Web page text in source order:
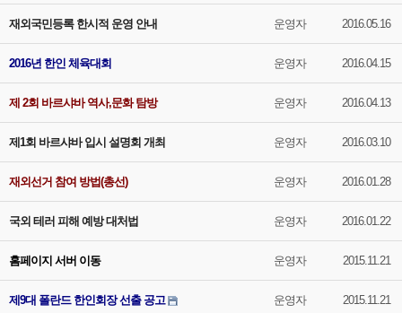
재외국민등록 한시적 운영 안내 운영자 2016.05.16
2016년 한인 체육대회 운영자 2016.04.15
제 2회 바르샤바 역사,문화 탐방 운영자 2016.04.13
제1회 바르샤바 입시 설명회 개최 운영자 2016.03.10
재외선거 참여 방법(총선) 운영자 2016.01.28
국외 테러 피해 예방 대처법 운영자 2016.01.22
홈페이지 서버 이동 운영자 2015.11.21
제9대 폴란드 한인회장 선출 공고 운영자 2015.11.21